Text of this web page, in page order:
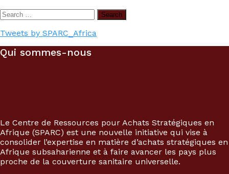
Search
for:
Tweets by SPARC_Africa
Qui sommes-nous
Le Centre de Ressources pour Achats Stratégiques en
Afrique (SPARC) est une nouvelle initiative qui vise à
consolider l’expertise en matière d’achats stratégiques en
Afrique subsaharienne et à faire avancer les pays plus
proche de la couverture sanitaire universelle.